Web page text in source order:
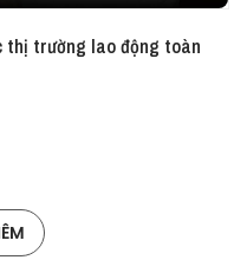
thị trường lao động toàn